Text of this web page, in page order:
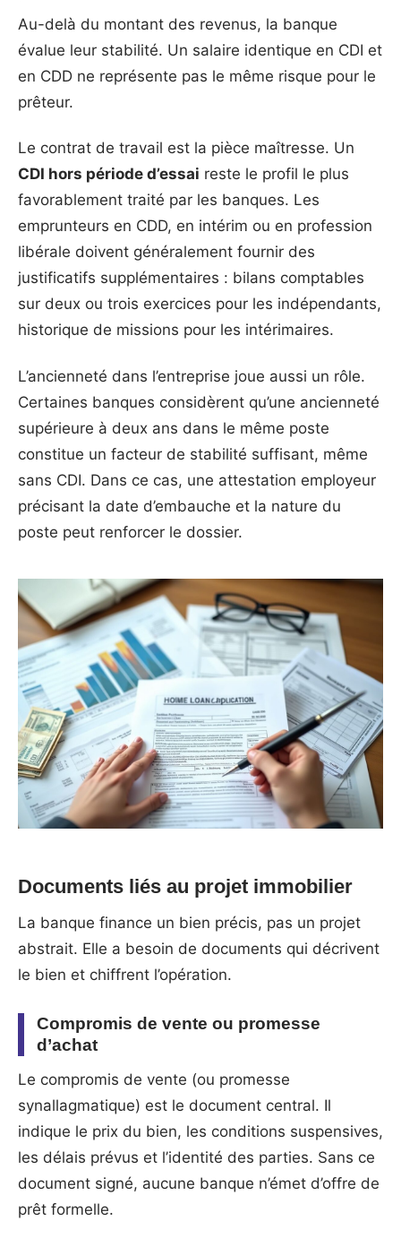
Au-delà du montant des revenus, la banque
évalue leur stabilité. Un salaire identique en CDI et
en CDD ne représente pas le même risque pour le
prêteur.
Le contrat de travail est la pièce maîtresse. Un
CDI hors période d’essai reste le profil le plus
favorablement traité par les banques. Les
emprunteurs en CDD, en intérim ou en profession
libérale doivent généralement fournir des
justificatifs supplémentaires : bilans comptables
sur deux ou trois exercices pour les indépendants,
historique de missions pour les intérimaires.
L’ancienneté dans l’entreprise joue aussi un rôle.
Certaines banques considèrent qu’une ancienneté
supérieure à deux ans dans le même poste
constitue un facteur de stabilité suffisant, même
sans CDI. Dans ce cas, une attestation employeur
précisant la date d’embauche et la nature du
poste peut renforcer le dossier.
Documents liés au projet immobilier
La banque finance un bien précis, pas un projet
abstrait. Elle a besoin de documents qui décrivent
le bien et chiffrent l’opération.
Compromis de vente ou promesse
d’achat
Le compromis de vente (ou promesse
synallagmatique) est le document central. Il
indique le prix du bien, les conditions suspensives,
les délais prévus et l’identité des parties. Sans ce
document signé, aucune banque n’émet d’offre de
prêt formelle.